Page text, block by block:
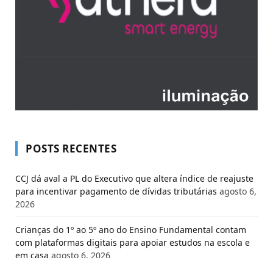
POSTS RECENTES
CCJ dá aval a PL do Executivo que altera índice de reajuste
para incentivar pagamento de dívidas tributárias agosto 6,
2026
Crianças do 1º ao 5º ano do Ensino Fundamental contam
com plataformas digitais para apoiar estudos na escola e
em casa agosto 6, 2026